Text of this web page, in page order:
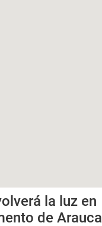
la luz en
de Arauca